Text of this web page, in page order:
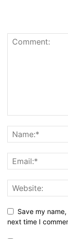
Save my
next time I